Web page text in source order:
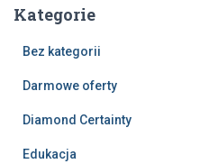
Kategorie
Bez kategorii
Darmowe oferty
Diamond Certainty
Edukacja